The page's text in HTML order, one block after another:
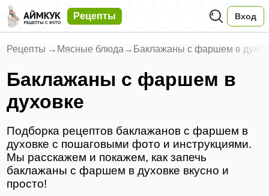
Рецепты Вход
Рецепты → Мясные блюда → Баклажаны с фаршем в
Баклажаны с фаршем в
духовке
Подборка рецептов баклажанов с фаршем в
духовке с пошаговыми фото и инструкциями.
Мы расскажем и покажем, как запечь
баклажаны с фаршем в духовке вкусно и
просто!